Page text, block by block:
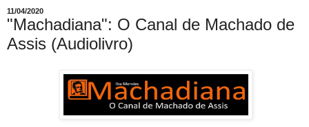
11/04/2020
"Machadiana": O Canal de Machado de
Assis (Audiolivro)